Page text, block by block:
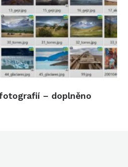
– doplněno